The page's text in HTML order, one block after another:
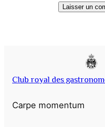
Club royal des
Carpe momentum